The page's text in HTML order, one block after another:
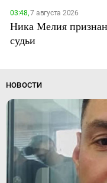
03:48,7 августа 2026
Ника Мелия
судьи
НОВОСТИ